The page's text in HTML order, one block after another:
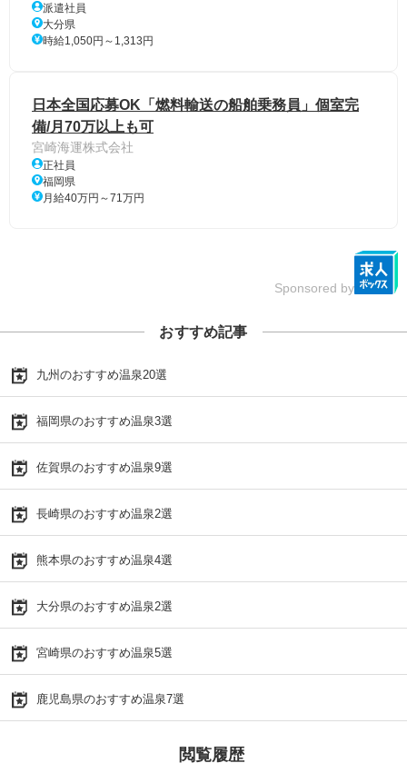
派遣社員
大分県
時給1,050円～1,313円
日本全国応募OK「燃料輸送の船舶乗務員」個室完
備/月70万以上も可
宮崎海運株式会社
正社員
福岡県
月給40万円～71万円
Sponsored by
おすすめ記事
九州のおすすめ温泉20選
福岡県のおすすめ温泉3選
佐賀県のおすすめ温泉9選
長崎県のおすすめ温泉2選
熊本県のおすすめ温泉4選
大分県のおすすめ温泉2選
宮崎県のおすすめ温泉5選
鹿児島県のおすすめ温泉7選
閲覧履歴